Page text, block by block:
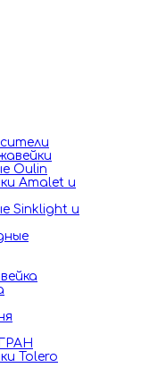
Oulin
Amalet и
Sinklight и
Tolero